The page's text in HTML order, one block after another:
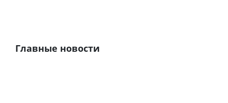
Главные новости